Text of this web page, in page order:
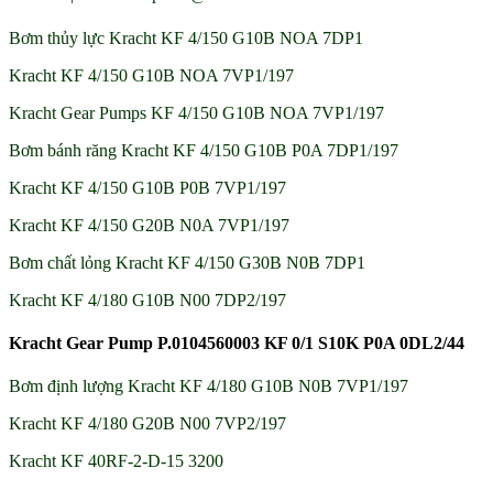
Bơm thủy lực Kracht KF 4/150 G10B NOA 7DP1
Kracht KF 4/150 G10B NOA 7VP1/197
Kracht Gear Pumps KF 4/150 G10B NOA 7VP1/197
Bơm bánh răng Kracht KF 4/150 G10B P0A 7DP1/197
Kracht KF 4/150 G10B P0B 7VP1/197
Kracht KF 4/150 G20B N0A 7VP1/197
Bơm chất lỏng Kracht KF 4/150 G30B N0B 7DP1
Kracht KF 4/180 G10B N00 7DP2/197
Kracht Gear Pump P.0104560003 KF 0/1 S10K P0A 0DL2/44
Bơm định lượng Kracht KF 4/180 G10B N0B 7VP1/197
Kracht KF 4/180 G20B N00 7VP2/197
Kracht KF 40RF-2-D-15 3200